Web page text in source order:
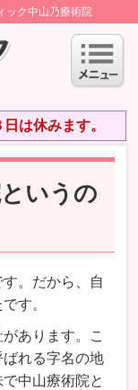
ック中山乃療術院
は休みます。
いうの
。だから、自
す。
あります。こ
れる字名の地
中山療術院と